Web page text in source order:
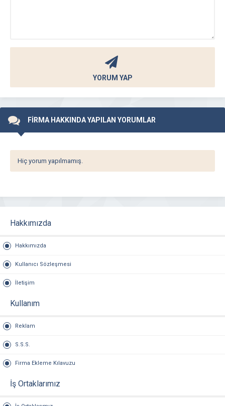
YORUM YAP
FİRMA HAKKINDA YAPILAN YORUMLAR
Hiç yorum yapılmamış.
Hakkımızda
Hakkımızda
Kullanıcı Sözleşmesi
İletişim
Kullanım
Reklam
S.S.S.
Firma Ekleme Kılavuzu
İş Ortaklarımız